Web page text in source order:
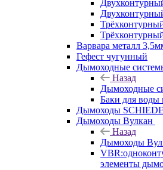
Варвара металл
Гефест чугунный
Дымоходные
Назад
Дымоходные
Баки для воды
Дымоходы
Дымоходы Вулкан
Назад
Дымоходы
элементы